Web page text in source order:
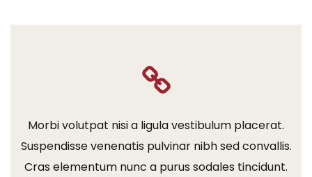
Morbi volutpat nisi a ligula vestibulum placerat.
Suspendisse venenatis pulvinar nibh sed convallis.
Cras elementum nunc a purus sodales tincidunt.